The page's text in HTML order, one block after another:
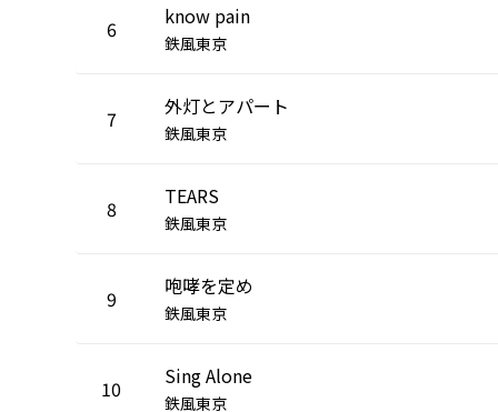
6 know pain
鉄風東京
7 外灯とアパート
鉄風東京
8 TEARS
鉄風東京
9 咆哮を定め
鉄風東京
10 Sing Alone
鉄風東京